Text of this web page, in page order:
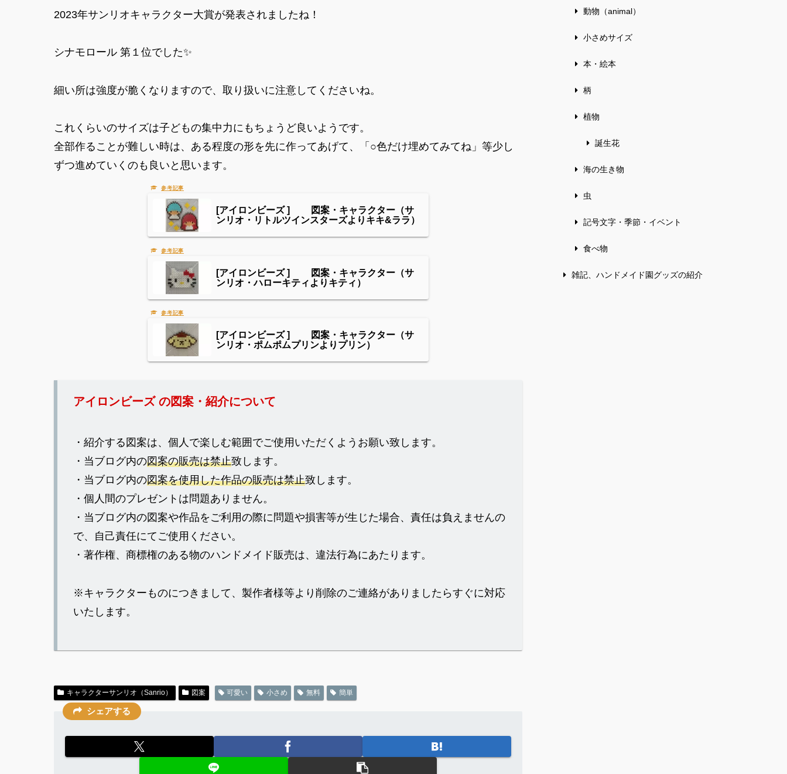
2023年サンリオキャラクター大賞が発表されましたね！
シナモロール 第１位でした✨
細い所は強度が脆くなりますので、取り扱いに注意してくださいね。
これくらいのサイズは子どもの集中力にもちょうど良いようです。
全部作ることが難しい時は、ある程度の形を先に作ってあげて、「○色だけ埋めてみてね」等少し
ずつ進めていくのも良いと思います。
[アイロンビーズ ] 図案・キャラクター（サ
ンリオ・リトルツインスターズよりキキ&ララ）
[アイロンビーズ ] 図案・キャラクター（サ
ンリオ・ハローキティよりキティ）
[アイロンビーズ ] 図案・キャラクター（サ
ンリオ・ポムポムプリンよりプリン）
アイロンビーズ の図案・紹介について
・紹介する図案は、個人で楽しむ範囲でご使用いただくようお願い致します。
・当ブログ内の図案の販売は禁止致します。
・当ブログ内の図案を使用した作品の販売は禁止致します。
・個人間のプレゼントは問題ありません。
・当ブログ内の図案や作品をご利用の際に問題や損害等が生じた場合、責任は負えませんの
で、自己責任にてご使用ください。
・著作権、商標権のある物のハンドメイド販売は、違法行為にあたります。
※キャラクターものにつきまして、製作者様等より削除のご連絡がありましたらすぐに対応
いたします。
キャラクターサンリオ（Sanrio） 図案 可愛い 小さめ 無料 簡単
シェアする
動物（animal）
小さめサイズ
本・絵本
柄
植物
誕生花
海の生き物
虫
記号文字・季節・イベント
食べ物
雑記、ハンドメイド園グッズの紹介